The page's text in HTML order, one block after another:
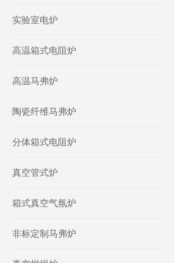
实验室电炉
高温箱式电阻炉
高温马弗炉
陶瓷纤维马弗炉
分体箱式电阻炉
真空管式炉
箱式真空气氛炉
非标定制马弗炉